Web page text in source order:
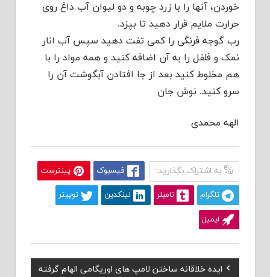
خوردن، آنها را با زرد چوبه و دو لیوان آب داغ روی
حرارت ملایم قرار دهید تا بپزد.
رب گوجه فرنگی را کمی تفت دهید سپس آب انار
نمک و فلفل را به آن اضافه کنید و همه مواد را با
هم مخلوط کنید بعد از جا افتادن آبگوشت آن را
سرو کنید. نوش جان
الهه محمدی
به اشتراک بگذارید: فیسبوک پینترست
تلگرام تامبلر لینکدین توییتر
ایمیل
Previous
ایده خلاقانه ساختن لامپ های اوریگامی الهام گرفته